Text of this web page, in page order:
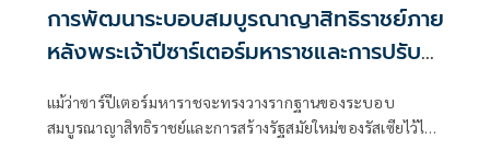
การพัฒนาระบอบสมบูรณาญาสิทธิราชย์ภาย
หลังพระเจ้าปีซาร์เตอร์มหาราชและการปรับ
ชนชั้นขุนนาง
แม้ว่าซาร์ปีเตอร์มหาราชจะทรงวางรากฐานของระบอบ
สมบูรณาญาสิทธิราชย์และการสร้างรัฐสมัยใหม่ของรัสเซียไว้ได้